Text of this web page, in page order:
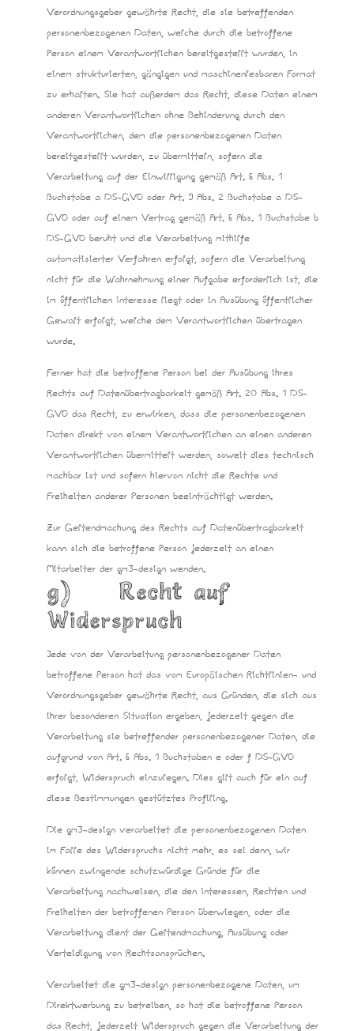
Verordnungsgeber gewährte Recht, die sie betreffenden
personenbezogenen Daten, welche durch die betroffene
Person einem Verantwortlichen bereitgestellt wurden, in
einem strukturierten, gängigen und maschinenlesbaren Format
zu erhalten. Sie hat außerdem das Recht, diese Daten einem
anderen Verantwortlichen ohne Behinderung durch den
Verantwortlichen, dem die personenbezogenen Daten
bereitgestellt wurden, zu übermitteln, sofern die
Verarbeitung auf der Einwilligung gemäß Art. 6 Abs. 1
Buchstabe a DS-GVO oder Art. 9 Abs. 2 Buchstabe a DS-
GVO oder auf einem Vertrag gemäß Art. 6 Abs. 1 Buchstabe b
DS-GVO beruht und die Verarbeitung mithilfe
automatisierter Verfahren erfolgt, sofern die Verarbeitung
nicht für die Wahrnehmung einer Aufgabe erforderlich ist, die
im öffentlichen Interesse liegt oder in Ausübung öffentlicher
Gewalt erfolgt, welche dem Verantwortlichen übertragen
wurde.
Ferner hat die betroffene Person bei der Ausübung ihres
Rechts auf Datenübertragbarkeit gemäß Art. 20 Abs. 1 DS-
GVO das Recht, zu erwirken, dass die personenbezogenen
Daten direkt von einem Verantwortlichen an einen anderen
Verantwortlichen übermittelt werden, soweit dies technisch
machbar ist und sofern hiervon nicht die Rechte und
Freiheiten anderer Personen beeinträchtigt werden.
Zur Geltendmachung des Rechts auf Datenübertragbarkeit
kann sich die betroffene Person jederzeit an einen
Mitarbeiter der gm3-design wenden.
g) Recht auf
Widerspruch
Jede von der Verarbeitung personenbezogener Daten
betroffene Person hat das vom Europäischen Richtlinien- und
Verordnungsgeber gewährte Recht, aus Gründen, die sich aus
ihrer besonderen Situation ergeben, jederzeit gegen die
Verarbeitung sie betreffender personenbezogener Daten, die
aufgrund von Art. 6 Abs. 1 Buchstaben e oder f DS-GVO
erfolgt, Widerspruch einzulegen. Dies gilt auch für ein auf
diese Bestimmungen gestütztes Profiling.
Die gm3-design verarbeitet die personenbezogenen Daten
im Falle des Widerspruchs nicht mehr, es sei denn, wir
können zwingende schutzwürdige Gründe für die
Verarbeitung nachweisen, die den Interessen, Rechten und
Freiheiten der betroffenen Person überwiegen, oder die
Verarbeitung dient der Geltendmachung, Ausübung oder
Verteidigung von Rechtsansprüchen.
Verarbeitet die gm3-design personenbezogene Daten, um
Direktwerbung zu betreiben, so hat die betroffene Person
das Recht, jederzeit Widerspruch gegen die Verarbeitung der